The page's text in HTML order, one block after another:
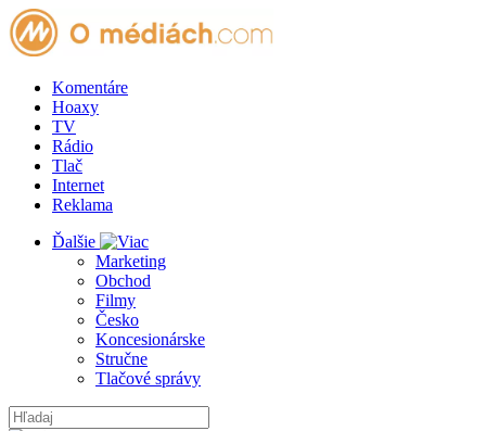
Komentáre
Hoaxy
TV
Rádio
Tlač
Internet
Reklama
Ďalšie
Marketing
Obchod
Filmy
Česko
Koncesionárske
Stručne
Tlačové správy